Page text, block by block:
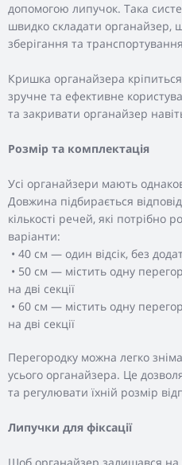
допомогою липучок. Така
швидко складати органайзер,
зберігання та транспортування
Кришка органайзера
зручне та ефективне
та закривати органайзер
Розмір та комплектація
Усі органайзери мають
Довжина підбирається
кількості речей, які потрібно
варіанти:
• 40 см — один відсік, без
• 50 см — містить одну
на дві секції
• 60 см — містить одну
на дві секції
Перегородку можна легко
усього органайзера. Це
та регулювати їхній розмір
Липучки для фіксації